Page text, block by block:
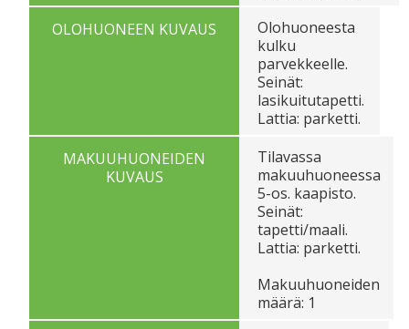
OLOHUONEEN KUVAUS
Olohuoneesta
kulku
parvekkeelle.
Seinät:
lasikuitutapetti.
Lattia: parketti.
MAKUUHUONEIDEN
KUVAUS
Tilavassa
makuuhuoneessa
5-os. kaapisto.
Seinät:
tapetti/maali.
Lattia: parketti.
Makuuhuoneiden
määrä: 1